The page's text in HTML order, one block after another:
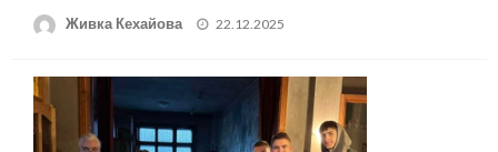
Живка Кехайова
Posted
22.12.2025